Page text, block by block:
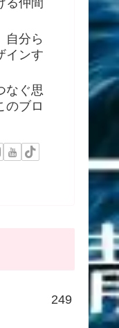
る仲間
自分ら
インす
なぐ思
のブロ
249